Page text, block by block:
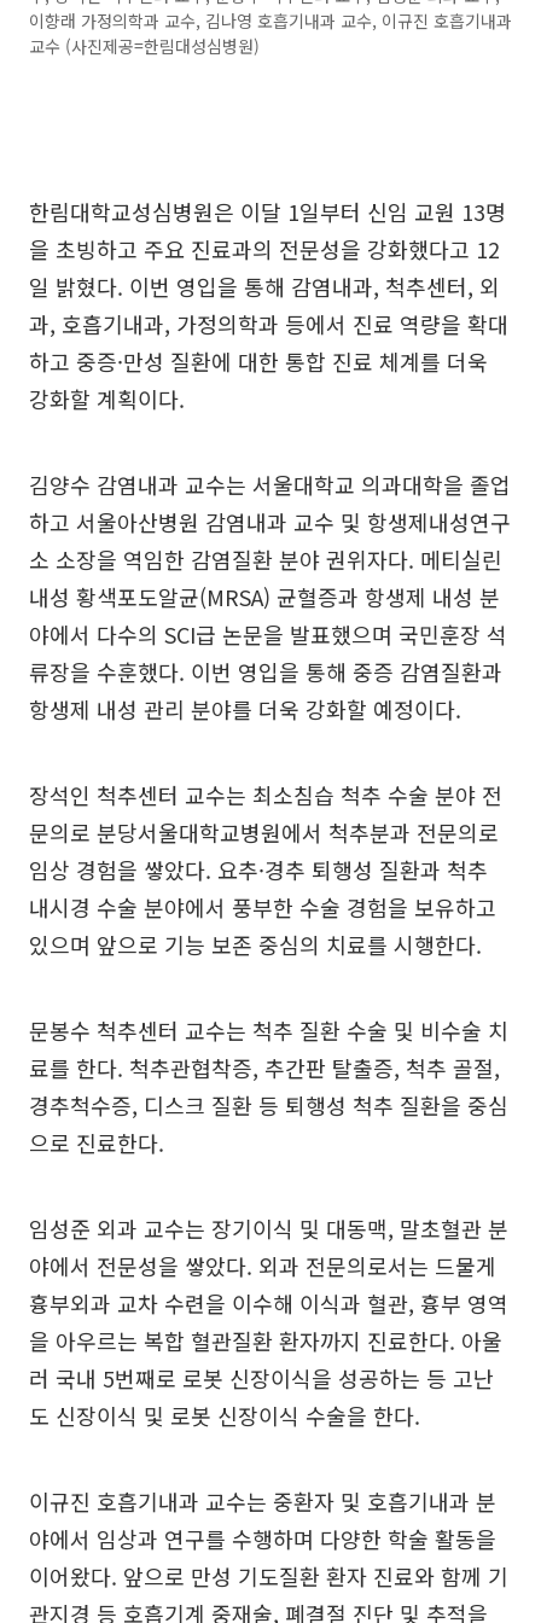
이향래 가정의학과 교수, 김나영 호흡기내과 교수, 이규진 호흡기내과
교수 (사진제공=한림대성심병원)
한림대학교성심병원은 이달 1일부터 신임 교원 13명
을 초빙하고 주요 진료과의 전문성을 강화했다고 12
일 밝혔다. 이번 영입을 통해 감염내과, 척추센터, 외
과, 호흡기내과, 가정의학과 등에서 진료 역량을 확대
하고 중증·만성 질환에 대한 통합 진료 체계를 더욱
강화할 계획이다.
김양수 감염내과 교수는 서울대학교 의과대학을 졸업
하고 서울아산병원 감염내과 교수 및 항생제내성연구
소 소장을 역임한 감염질환 분야 권위자다. 메티실린
내성 황색포도알균(MRSA) 균혈증과 항생제 내성 분
야에서 다수의 SCI급 논문을 발표했으며 국민훈장 석
류장을 수훈했다. 이번 영입을 통해 중증 감염질환과
항생제 내성 관리 분야를 더욱 강화할 예정이다.
장석인 척추센터 교수는 최소침습 척추 수술 분야 전
문의로 분당서울대학교병원에서 척추분과 전문의로
임상 경험을 쌓았다. 요추·경추 퇴행성 질환과 척추
내시경 수술 분야에서 풍부한 수술 경험을 보유하고
있으며 앞으로 기능 보존 중심의 치료를 시행한다.
문봉수 척추센터 교수는 척추 질환 수술 및 비수술 치
료를 한다. 척추관협착증, 추간판 탈출증, 척추 골절,
경추척수증, 디스크 질환 등 퇴행성 척추 질환을 중심
으로 진료한다.
임성준 외과 교수는 장기이식 및 대동맥, 말초혈관 분
야에서 전문성을 쌓았다. 외과 전문의로서는 드물게
흉부외과 교차 수련을 이수해 이식과 혈관, 흉부 영역
을 아우르는 복합 혈관질환 환자까지 진료한다. 아울
러 국내 5번째로 로봇 신장이식을 성공하는 등 고난
도 신장이식 및 로봇 신장이식 수술을 한다.
이규진 호흡기내과 교수는 중환자 및 호흡기내과 분
야에서 임상과 연구를 수행하며 다양한 학술 활동을
이어왔다. 앞으로 만성 기도질환 환자 진료와 함께 기
관지경 등 호흡기계 중재술, 폐결절 진단 및 추적을